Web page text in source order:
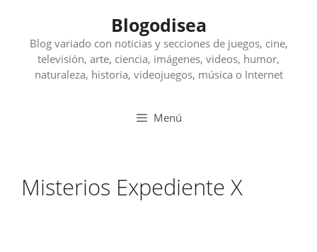
contenido
Blogodisea
Blog variado con noticias y secciones de juegos, cine,
televisión, arte, ciencia, imágenes, videos, humor,
naturaleza, historia, videojuegos, música o Internet
Menú
Misterios Expediente X